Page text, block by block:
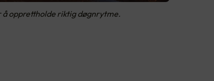
å opprettholde riktig døgnrytme.